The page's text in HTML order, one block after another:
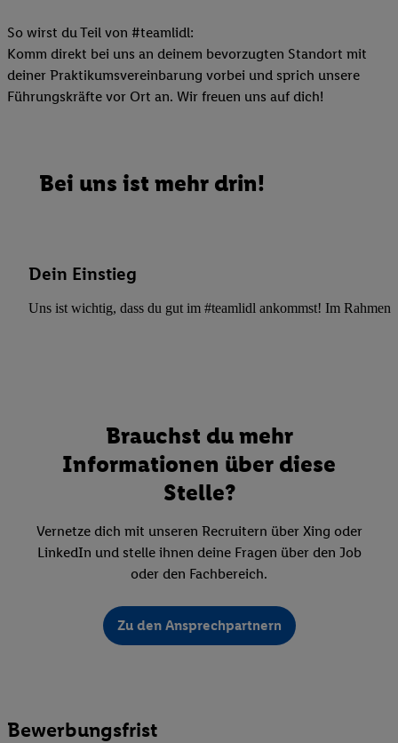
So wirst du Teil von #teamlidl:
Komm direkt bei uns an deinem bevorzugten Standort mit
deiner Praktikumsvereinbarung vorbei und sprich unsere
Führungskräfte vor Ort an. Wir freuen uns auf dich!
Bei uns ist mehr drin!
Dein Einstieg
Uns ist wichtig, dass du gut im #teamlidl ankommst! Im Rahmen
Brauchst du mehr
Informationen über diese
Stelle?
Vernetze dich mit unseren Recruitern über Xing oder
LinkedIn und stelle ihnen deine Fragen über den Job
oder den Fachbereich.
Zu den Ansprechpartnern
Bewerbungsfrist